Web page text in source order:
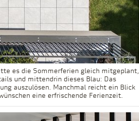
es die Sommerferien gleich mitgeplant,
und mittendrin dieses Blau: Das
auszulösen. Manchmal reicht ein Blick
eine erfrischende Ferienzeit.